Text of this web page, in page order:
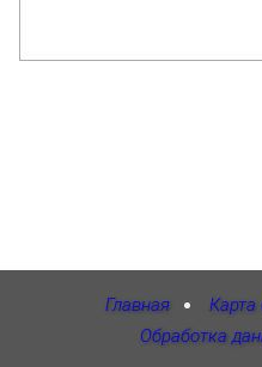
Главная Карта
Обработка